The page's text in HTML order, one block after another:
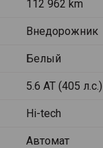
112 962 km
Внедорожник
Белый
5.6 AT (405
Hi-tech
Автомат